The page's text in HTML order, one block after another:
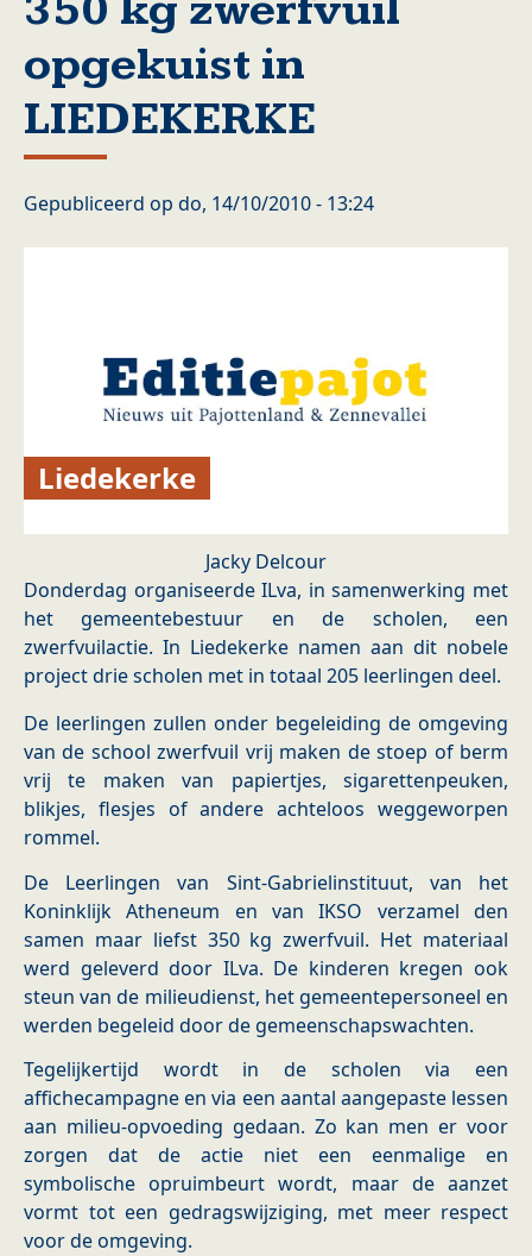
opgekuist in
LIEDEKERKE
Gepubliceerd op do, 14/10/2010 - 13:24
Liedekerke
Jacky Delcour
Donderdag organiseerde ILva, in samenwerking met
het gemeentebestuur en de scholen, een
zwerfvuilactie. In Liedekerke namen aan dit nobele
project drie scholen met in totaal 205 leerlingen deel.
De leerlingen zullen onder begeleiding de omgeving
van de school zwerfvuil vrij maken de stoep of berm
vrij te maken van papiertjes, sigarettenpeuken,
blikjes, flesjes of andere achteloos weggeworpen
rommel.
De Leerlingen van Sint-Gabrielinstituut, van het
Koninklijk Atheneum en van IKSO verzamel den
samen maar liefst 350 kg zwerfvuil. Het materiaal
werd geleverd door ILva. De kinderen kregen ook
steun van de milieudienst, het gemeentepersoneel en
werden begeleid door de gemeenschapswachten.
Tegelijkertijd wordt in de scholen via een
affichecampagne en via een aantal aangepaste lessen
aan milieu-opvoeding gedaan. Zo kan men er voor
zorgen dat de actie niet een eenmalige en
symbolische opruimbeurt wordt, maar de aanzet
vormt tot een gedragswijziging, met meer respect
voor de omgeving.